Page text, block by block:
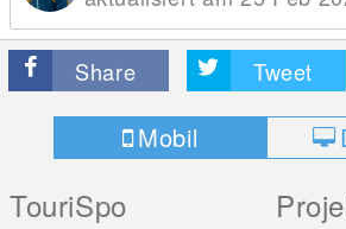
Share Tweet
Mobil
TouriSpo